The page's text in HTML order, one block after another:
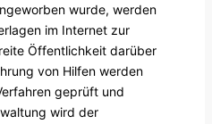
wurde, werden
im Internet zur
Öffentlichkeit darüber
von Hilfen werden
geprüft und
wird der